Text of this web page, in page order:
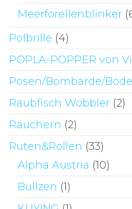
Meerforellenblinker
Polbrille (4)
POPLA-POPPER von
Posen/Bombarde/
Raubfisch Wobbler (2)
Räuchern (2)
Ruten&Rollen (33)
Alpha Austria (10)
Bullzen (1)